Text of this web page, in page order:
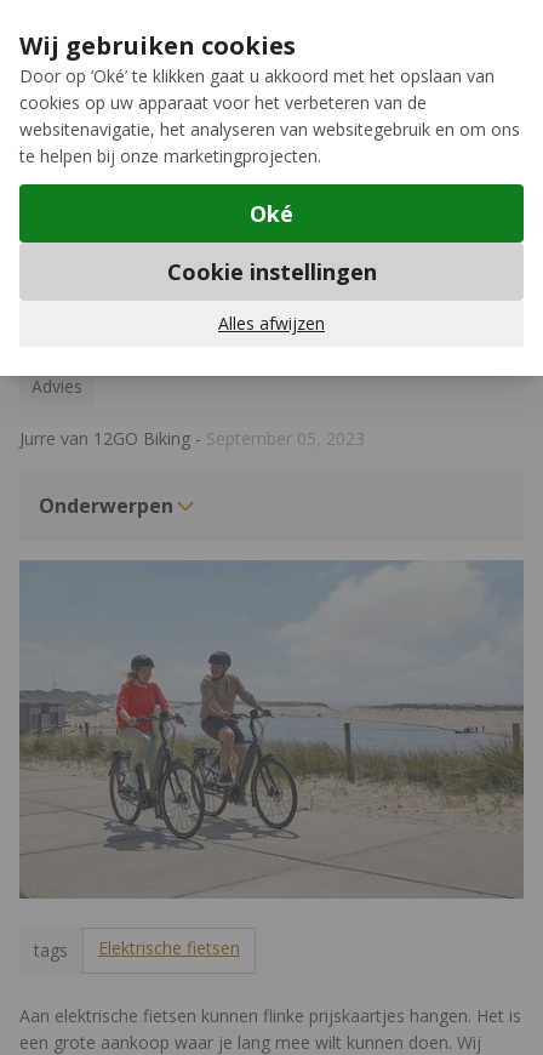
Wij gebruiken cookies
Door op ‘Oké’ te klikken gaat u akkoord met het opslaan van
cookies op uw apparaat voor het verbeteren van de
websitenavigatie, het analyseren van websitegebruik en om ons
te helpen bij onze marketingprojecten.
Oké
Cookie instellingen
Alles afwijzen
Meer keuze, meer plezier
12GO Biking
Advies
Zo lang gaat een elektrische fiets
Advies
Jurre van 12GO Biking - September 05, 2023
Onderwerpen
tags Elektrische fietsen
Aan elektrische fietsen kunnen flinke prijskaartjes hangen. Het is
een grote aankoop waar je lang mee wilt kunnen doen. Wij